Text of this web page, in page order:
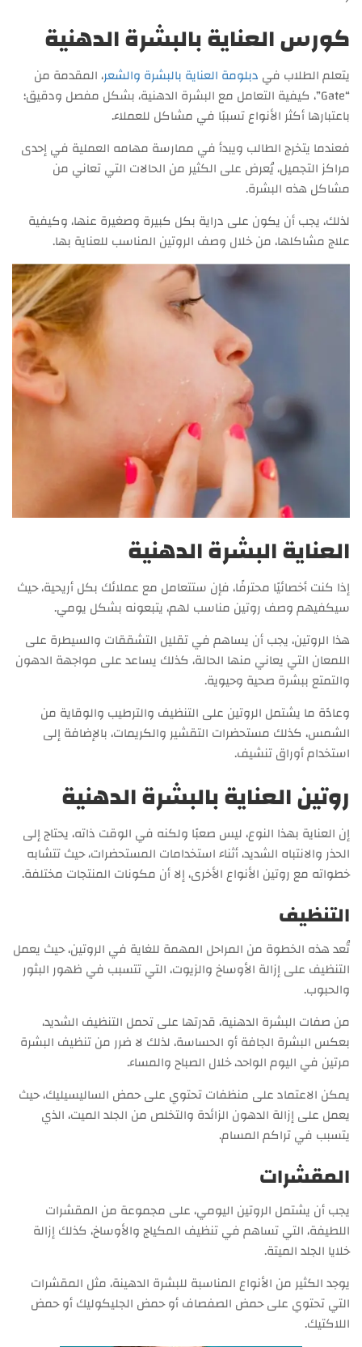
كورس العناية بالبشرة الدهنية
يتعلم الطلاب في دبلومة العناية بالبشرة والشعر، المقدمة من
“Gate”، كيفية التعامل مع البشرة الدهنية، بشكل مفصل ودقيق؛
باعتبارها أكثر الأنواع تسببًا في مشاكل للعملاء.
فعندما يتخرج الطالب ويبدأ في ممارسة مهامه العملية في إحدى
مراكز التجميل، يُعرض على الكثير من الحالات التي تعاني من
مشاكل هذه البشرة.
لذلك، يجب أن يكون على دراية بكل كبيرة وصغيرة عنها، وكيفية
علاج مشاكلها، من خلال وصف الروتين المناسب للعناية بها.
العناية البشرة الدهنية
إذا كنت أخصائيًا محترفًا، فإن ستتعامل مع عملائك بكل أريحية، حيث
سيكفيهم وصف روتين مناسب لهم، يتبعونه بشكل يومي.
هذا الروتين، يجب أن يساهم في تقليل التشققات والسيطرة على
اللمعان التي يعاني منها الحالة، كذلك يساعد على مواجهة الدهون
والتمتع ببشرة صحية وحيوية.
وعادًة ما يشتمل الروتين على التنظيف والترطيب والوقاية من
الشمس، كذلك مستحضرات التقشير والكريمات، بالإضافة إلى
استخدام أوراق تنشيف.
روتين العناية بالبشرة الدهنية
إن العناية بهذا النوع، ليس صعبًا ولكنه في الوقت ذاته، يحتاج إلى
الحذر والانتباه الشديد، أثناء استخدامات المستحضرات، حيث تتشابه
خطواته مع روتين الأنواع الأخرى، إلا أن مكونات المنتجات مختلفة.
التنظيف
تُعد هذه الخطوة من المراحل المهمة للغاية في الروتين، حيث يعمل
التنظيف على إزالة الأوساخ والزيوت، التي تتسبب في ظهور البثور
والحبوب.
من صفات البشرة الدهنية، قدرتها على تحمل التنظيف الشديد،
بعكس البشرة الجافة أو الحساسة، لذلك لا ضرر من تنظيف البشرة
مرتين في اليوم الواحد، خلال الصباح والمساء.
يمكن الاعتماد على منظفات تحتوي على حمض الساليسيليك، حيث
يعمل على إزالة الدهون الزائدة والتخلص من الجلد الميت، الذي
يتسبب في تراكم المسام.
المقشرات
يجب أن يشتمل الروتين اليومي، على مجموعة من المقشرات
اللطيفة، التي تساهم في تنظيف المكياج والأوساخ، كذلك إزالة
خلايا الجلد الميتة.
يوجد الكثير من الأنواع المناسبة للبشرة الدهينة، مثل المقشرات
التي تحتوي على حمض الصفصاف أو حمض الجليكوليك أو حمض
اللاكتيك.